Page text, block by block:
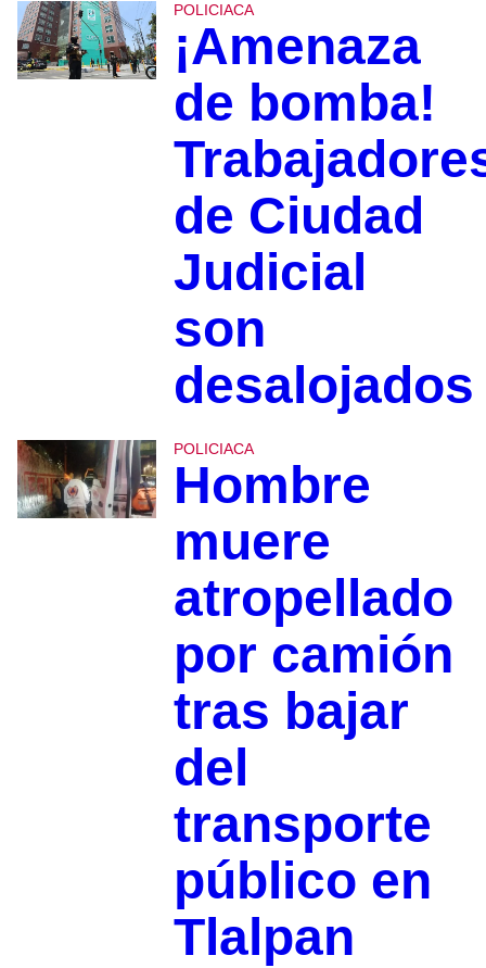
POLICIACA
¡Amenaza
de bomba!
de Ciudad
Judicial
son
desalojados
POLICIACA
Hombre
muere
atropellado
por camión
tras bajar
del
transporte
público en
Tlalpan